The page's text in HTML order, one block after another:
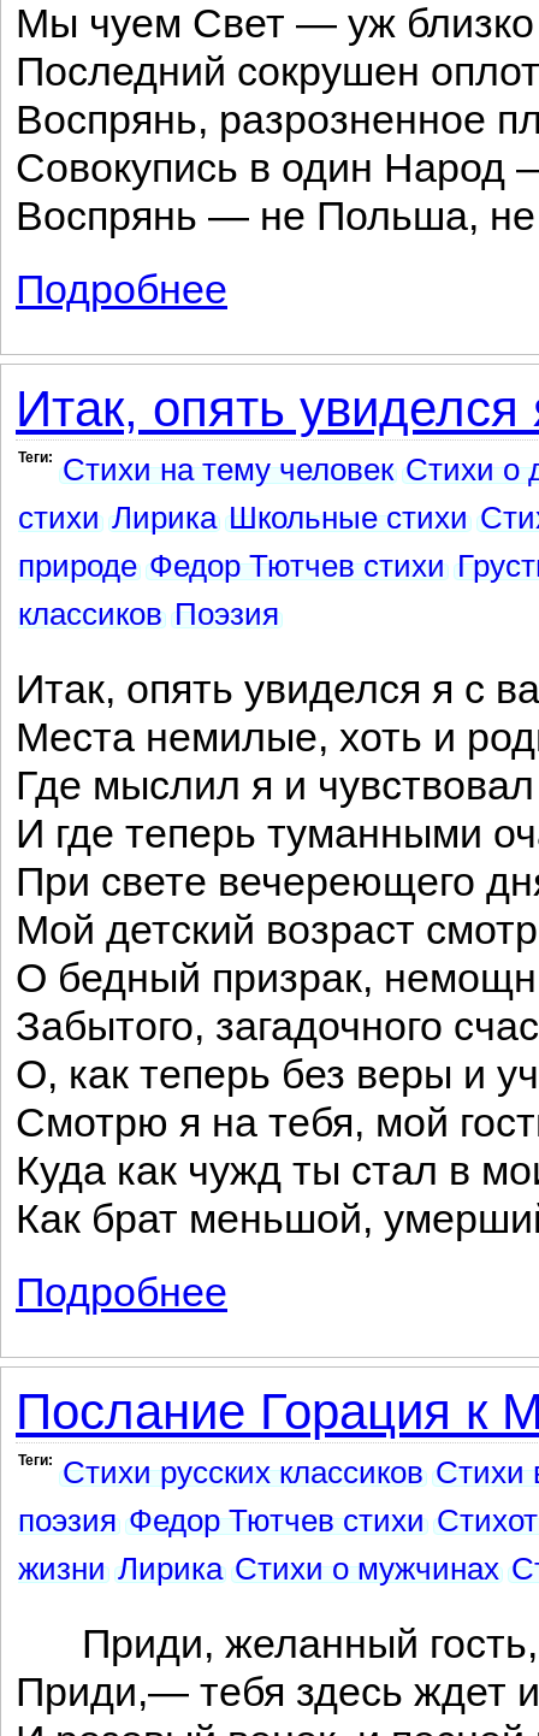
Мы чуем Свет — уж
Последний сокрушен
Воспрянь, разрозненное
Совокупись в один Народ
Воспрянь — не Польша,
Подробнее
Итак, опять
Теги: Стихи на тему человек Стихи о
стихи Лирика Школьные стихи
природе Федор Тютчев стихи
классиков Поэзия
Итак, опять увиделся я с
Места немилые, хоть и
Где мыслил я и
И где теперь туманными
При свете вечереющего
Мой детский возраст
О бедный призрак,
Забытого, загадочного
О, как теперь без веры и
Смотрю я на тебя, мой
Куда как чужд ты стал в
Как брат меньшой,
Подробнее
Послание Горация к
Теги: Стихи русских классиков Стихи
поэзия Федор Тютчев стихи
жизни Лирика Стихи о мужчинах
Приди, желанный гость,
Приди,— тебя здесь ждет и